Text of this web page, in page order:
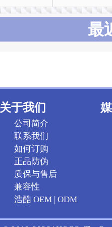
最
关于我们
公司简介
联系我们
如何订购
正品防伪
质保与售后
兼容性
浩酷 OEM | ODM